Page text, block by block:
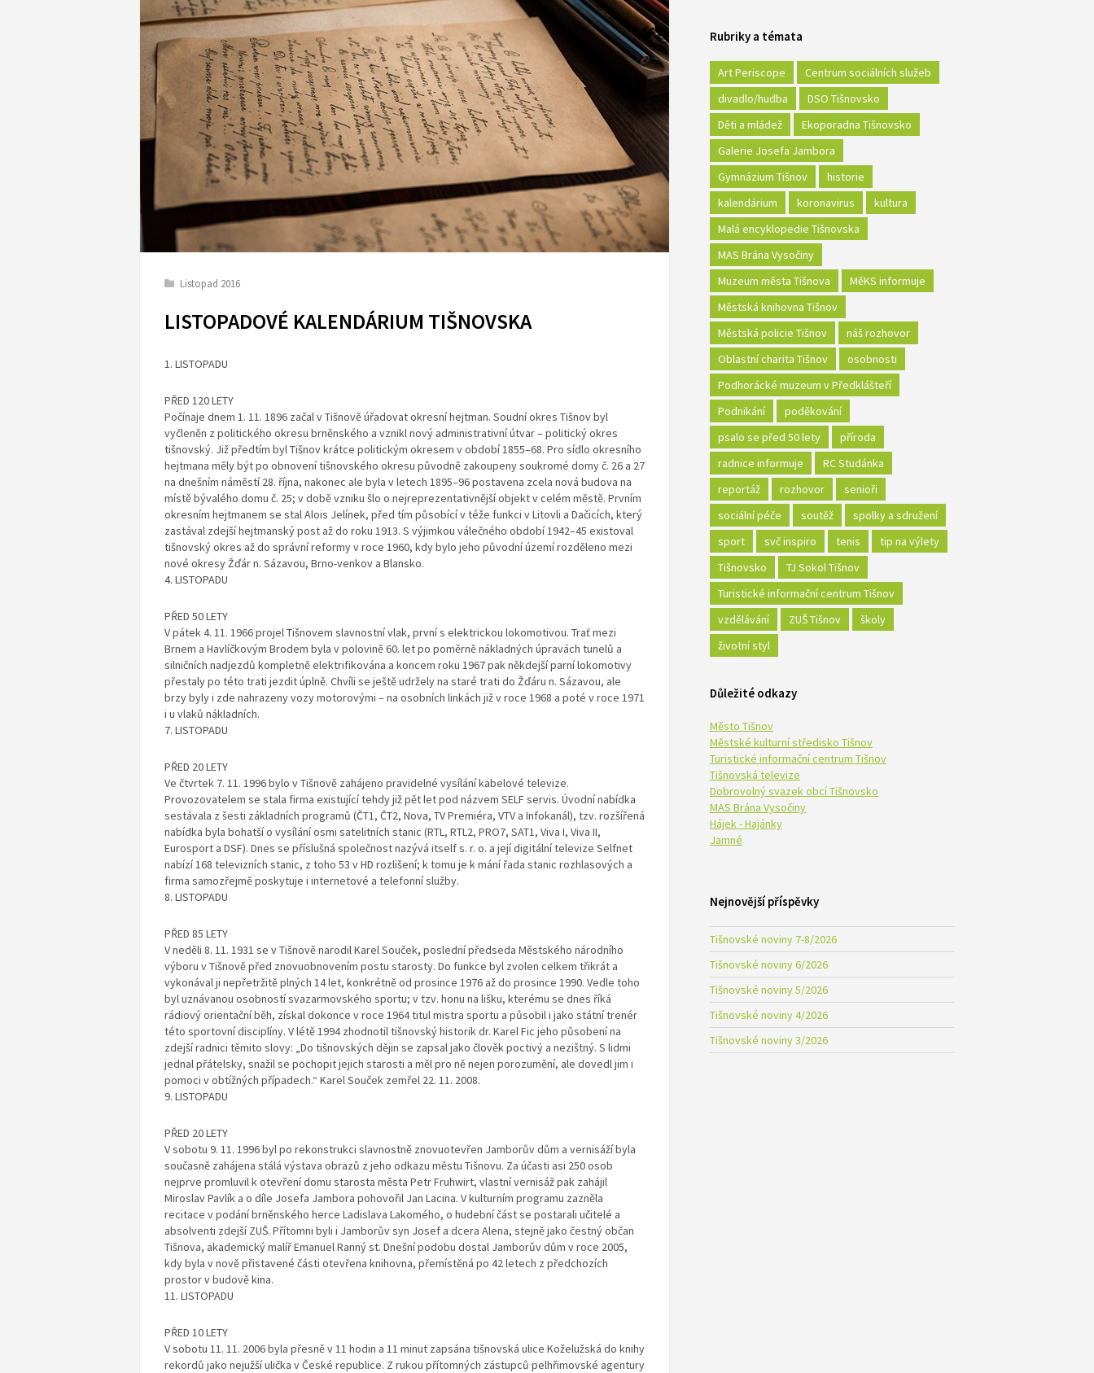
Listopad 2016
LISTOPADOVÉ KALENDÁRIUM TIŠNOVSKA
1. LISTOPADU
PŘED 120 LETY
Počínaje dnem 1. 11. 1896 začal v Tišnově úřadovat okresní hejtman. Soudní okres Tišnov byl
vyčleněn z politického okresu brněnského a vznikl nový administrativní útvar – politický okres
tišnovský. Již předtím byl Tišnov krátce politickým okresem v období 1855–68. Pro sídlo okresního
hejtmana měly být po obnovení tišnovského okresu původně zakoupeny soukromé domy č. 26 a 27
na dnešním náměstí 28. října, nakonec ale byla v letech 1895–96 postavena zcela nová budova na
místě bývalého domu č. 25; v době vzniku šlo o nejreprezentativnější objekt v celém městě. Prvním
okresním hejtmanem se stal Alois Jelínek, před tím působící v téže funkci v Litovli a Dačicích, který
zastával zdejší hejtmanský post až do roku 1913. S výjimkou válečného období 1942–45 existoval
tišnovský okres až do správní reformy v roce 1960, kdy bylo jeho původní území rozděleno mezi
nové okresy Žďár n. Sázavou, Brno-venkov a Blansko.
4. LISTOPADU
PŘED 50 LETY
V pátek 4. 11. 1966 projel Tišnovem slavnostní vlak, první s elektrickou lokomotivou. Trať mezi
Brnem a Havlíčkovým Brodem byla v polovině 60. let po poměrně nákladných úpravách tunelů a
silničních nadjezdů kompletně elektrifikována a koncem roku 1967 pak někdejší parní lokomotivy
přestaly po této trati jezdit úplně. Chvíli se ještě udržely na staré trati do Žďáru n. Sázavou, ale
brzy byly i zde nahrazeny vozy motorovými – na osobních linkách již v roce 1968 a poté v roce 1971
i u vlaků nákladních.
7. LISTOPADU
PŘED 20 LETY
Ve čtvrtek 7. 11. 1996 bylo v Tišnově zahájeno pravidelné vysílání kabelové televize.
Provozovatelem se stala firma existující tehdy již pět let pod názvem SELF servis. Úvodní nabídka
sestávala z šesti základních programů (ČT1, ČT2, Nova, TV Premiéra, VTV a Infokanál), tzv. rozšířená
nabídka byla bohatší o vysílání osmi satelitních stanic (RTL, RTL2, PRO7, SAT1, Viva I, Viva II,
Eurosport a DSF). Dnes se příslušná společnost nazývá itself s. r. o. a její digitální televize Selfnet
nabízí 168 televizních stanic, z toho 53 v HD rozlišení; k tomu je k mání řada stanic rozhlasových a
firma samozřejmě poskytuje i internetové a telefonní služby.
8. LISTOPADU
PŘED 85 LETY
V neděli 8. 11. 1931 se v Tišnově narodil Karel Souček, poslední předseda Městského národního
výboru v Tišnově před znovuobnovením postu starosty. Do funkce byl zvolen celkem třikrát a
vykonával ji nepřetržitě plných 14 let, konkrétně od prosince 1976 až do prosince 1990. Vedle toho
byl uznávanou osobností svazarmovského sportu; v tzv. honu na lišku, kterému se dnes říká
rádiový orientační běh, získal dokonce v roce 1964 titul mistra sportu a působil i jako státní trenér
této sportovní disciplíny. V létě 1994 zhodnotil tišnovský historik dr. Karel Fic jeho působení na
zdejší radnici těmito slovy: „Do tišnovských dějin se zapsal jako člověk poctivý a nezištný. S lidmi
jednal přátelsky, snažil se pochopit jejich starosti a měl pro ně nejen porozumění, ale dovedl jim i
pomoci v obtížných případech.“ Karel Souček zemřel 22. 11. 2008.
9. LISTOPADU
PŘED 20 LETY
V sobotu 9. 11. 1996 byl po rekonstrukci slavnostně znovuotevřen Jamborův dům a vernisáží byla
současně zahájena stálá výstava obrazů z jeho odkazu městu Tišnovu. Za účasti asi 250 osob
nejprve promluvil k otevření domu starosta města Petr Fruhwirt, vlastní vernisáž pak zahájil
Miroslav Pavlík a o díle Josefa Jambora pohovořil Jan Lacina. V kulturním programu zazněla
recitace v podání brněnského herce Ladislava Lakomého, o hudební část se postarali učitelé a
absolventi zdejší ZUŠ. Přítomni byli i Jamborův syn Josef a dcera Alena, stejně jako čestný občan
Tišnova, akademický malíř Emanuel Ranný st. Dnešní podobu dostal Jamborův dům v roce 2005,
kdy byla v nově přistavené části otevřena knihovna, přemístěná po 42 letech z předchozích
prostor v budově kina.
11. LISTOPADU
PŘED 10 LETY
V sobotu 11. 11. 2006 byla přesně v 11 hodin a 11 minut zapsána tišnovská ulice Koželužská do knihy
rekordů jako nejužší ulička v České republice. Z rukou přítomných zástupců pelhřimovské agentury
Rubriky a témata
Art Periscope
Centrum sociálních služeb
divadlo/hudba
DSO Tišnovsko
Děti a mládež
Ekoporadna Tišnovsko
Galerie Josefa Jambora
Gymnázium Tišnov
historie
kalendárium
koronavirus
kultura
Malá encyklopedie Tišnovska
MAS Brána Vysočiny
Muzeum města Tišnova
MěKS informuje
Městská knihovna Tišnov
Městská policie Tišnov
náš rozhovor
Oblastní charita Tišnov
osobnosti
Podhorácké muzeum v Předklášteří
Podnikání
poděkování
psalo se před 50 lety
příroda
radnice informuje
RC Studánka
reportáž
rozhovor
senioři
sociální péče
soutěž
spolky a sdružení
sport
svč inspiro tenis
tip na výlety
Tišnovsko
TJ Sokol Tišnov
Turistické informační centrum Tišnov
vzdělávání
ZUŠ Tišnov
školy
životní styl
Důležité odkazy
Město Tišnov
Městské kulturní středisko Tišnov
Turistické informační centrum Tišnov
Tišnovská televize
Dobrovolný svazek obcí Tišnovsko
MAS Brána Vysočiny
Hájek - Hajánky
Jamné
Nejnovější příspěvky
Tišnovské noviny 7-8/2026
Tišnovské noviny 6/2026
Tišnovské noviny 5/2026
Tišnovské noviny 4/2026
Tišnovské noviny 3/2026